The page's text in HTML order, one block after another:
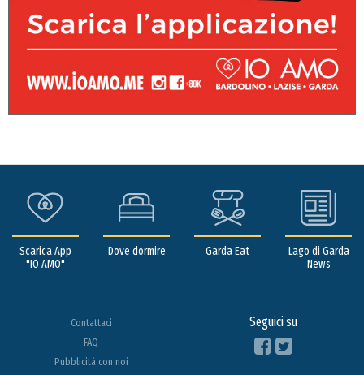
Scarica App
"IO AMO"
Dove dormire Garda Eat
Lago di Garda
News
Contattaci
FAQ
Pubblicità con noi
Seguici su